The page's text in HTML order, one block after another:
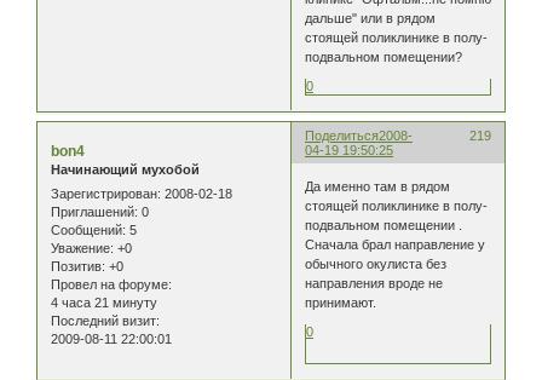
дальше" или в рядом
стоящей поликлинике в полу-
подвальном помещении?
0
Поделиться 219
2008-
04-19 19:50:25
bon4
Начинающий мухобой
Зарегистрирован: 2008-02-18
Приглашений: 0
Сообщений: 5
Уважение: +0
Позитив: +0
Провел на форуме:
4 часа 21 минуту
Последний визит:
2009-08-11 22:00:01
Да именно там в рядом
стоящей поликлинике в полу-
подвальном помещении .
Сначала брал направление у
обычного окулиста без
направления вроде не
принимают.
0